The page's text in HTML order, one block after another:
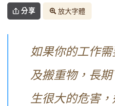
分享 放大字體
如果你的工作
及搬重物，長
生很大的危害